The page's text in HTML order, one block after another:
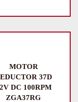
MOTOR
37D
DC 100RPM
ZGA37RG